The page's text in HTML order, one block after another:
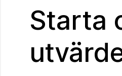
Starta